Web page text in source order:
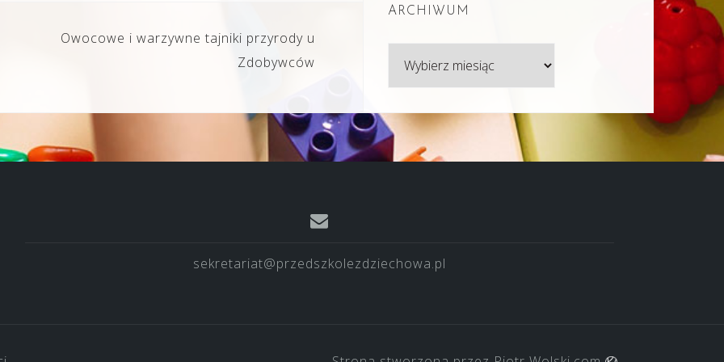
Owocowe i warzywne tajniki przyrody u
Zdobywców
ARCHIWUM
sekretariat@przedszkolezdziechowa.pl